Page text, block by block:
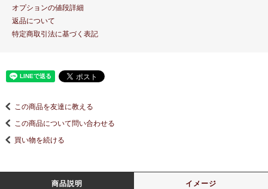
オプションの値段詳細
返品について
特定商取引法に基づく表記
この商品を友達に教える
この商品について問い合わせる
買い物を続ける
商品説明 イメージ